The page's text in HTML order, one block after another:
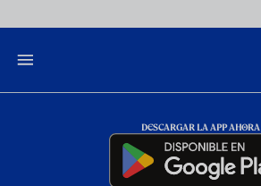
DESCARGAR LA APP AHORA